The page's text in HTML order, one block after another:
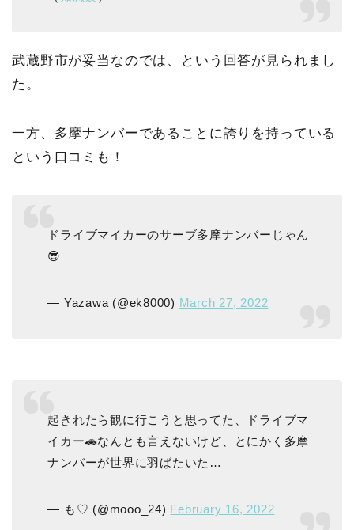
武蔵野市が妥当なのでは、という回答が見られまし
た。
一方、多摩ナンバーであることに誇りを持っている
という口コミも！
ドライブマイカーのサーブ多摩ナンバーじゃん
😎
— Yazawa (@ek8000) March 27, 2022
起きれたら観に行こうと思ってた、ドライブマ
イカー🚗なんとも言えないけど、とにかく多摩
ナンバーが世界に羽ばたいた…
— も♡ (@mooo_24) February 16, 2022